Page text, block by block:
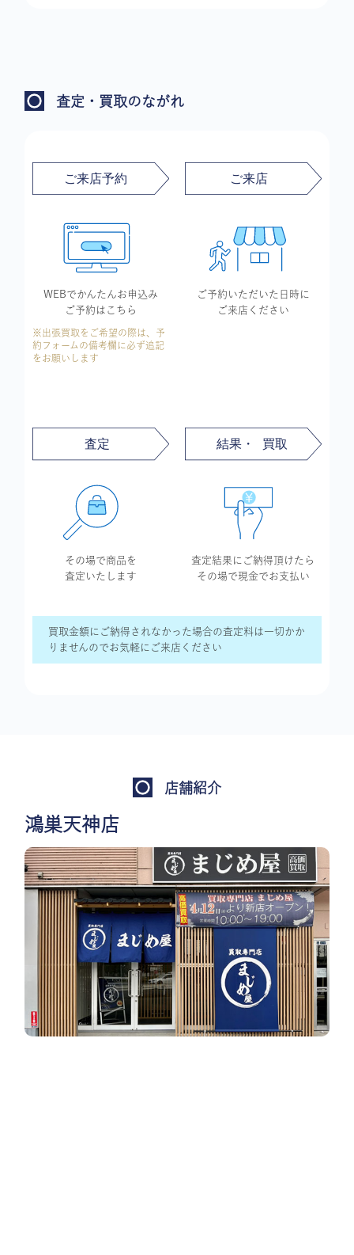
査定・買取のながれ
WEBでかんたんお申込み
ご予約はこちら
※出張買取をご希望の際は、予
約フォームの備考欄に必ず追記
をお願いします
ご予約いただいた 日時に
ご来店ください
その場で商品を
査定いたします
査定結果に ご納得頂けたら
その場で現金で お支払い
買取金額にご納得されなかった場合の査定料は一切かか
りませんのでお気軽にご来店ください
店舗紹介
鴻巣天神店